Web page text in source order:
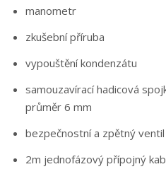
manometr
zkušební příruba
vypouštění kondenzátu
samouzavírací hadicová
průměr 6 mm
bezpečnostní a zpětný ventil
2m jednofázový přípojný